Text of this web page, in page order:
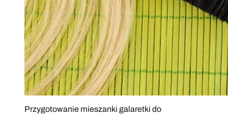
Przygotowanie mieszanki galaretki do